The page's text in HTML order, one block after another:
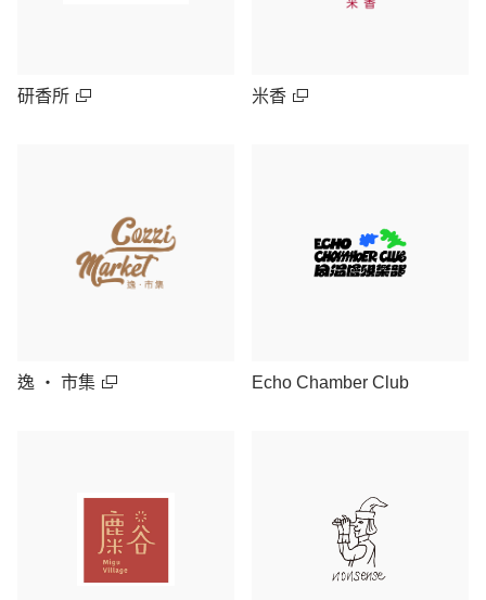
研香所 米香
逸 ‧ 市集 Echo Chamber Club